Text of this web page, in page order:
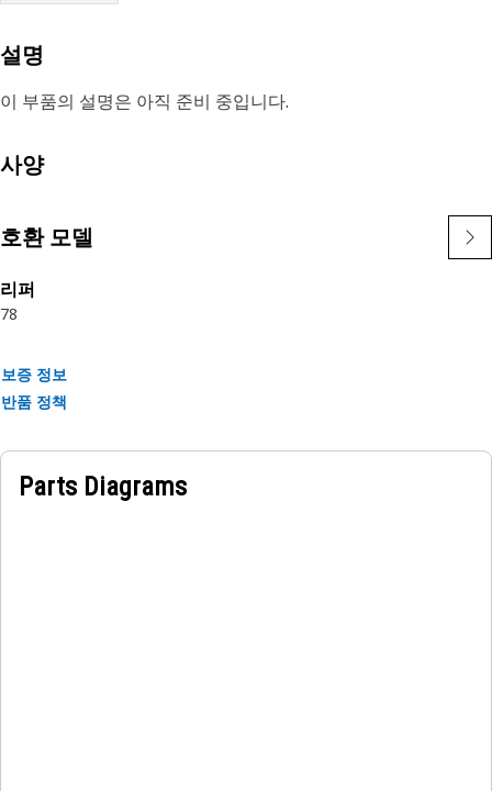
설명
이 부품의 설명은 아직 준비 중입니다.
사양
호환 모델
리퍼
78
보증 정보
반품 정책
Parts Diagrams